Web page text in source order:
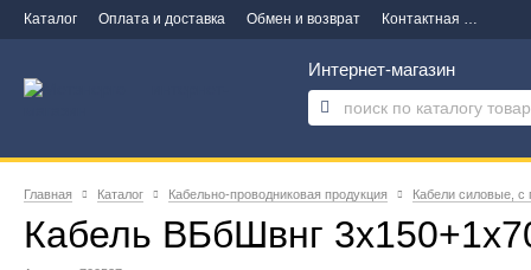
Каталог Оплата и доставка Обмен и возврат Контактная информация
Интернет-магазин
Главная Каталог Кабельно-проводниковая продукция Кабели силовые, с
Кабель ВБбШвнг